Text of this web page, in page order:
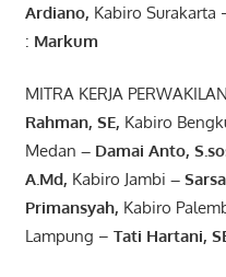
Ardiano, Kabiro Surakarta
: Markum
MITRA KERJA
Rahman, SE, Kabiro
Medan – Damai Anto,
A.Md, Kabiro Jambi –
Primansyah, Kabiro
Lampung – Tati Hartani,